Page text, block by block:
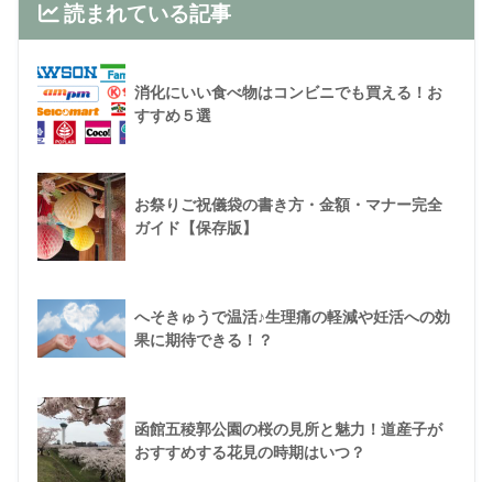
読まれている記事
消化にいい食べ物はコンビニでも買える！お
すすめ５選
お祭りご祝儀袋の書き方・金額・マナー完全
ガイド【保存版】
へそきゅうで温活♪生理痛の軽減や妊活への効
果に期待できる！？
函館五稜郭公園の桜の見所と魅力！道産子が
おすすめする花見の時期はいつ？